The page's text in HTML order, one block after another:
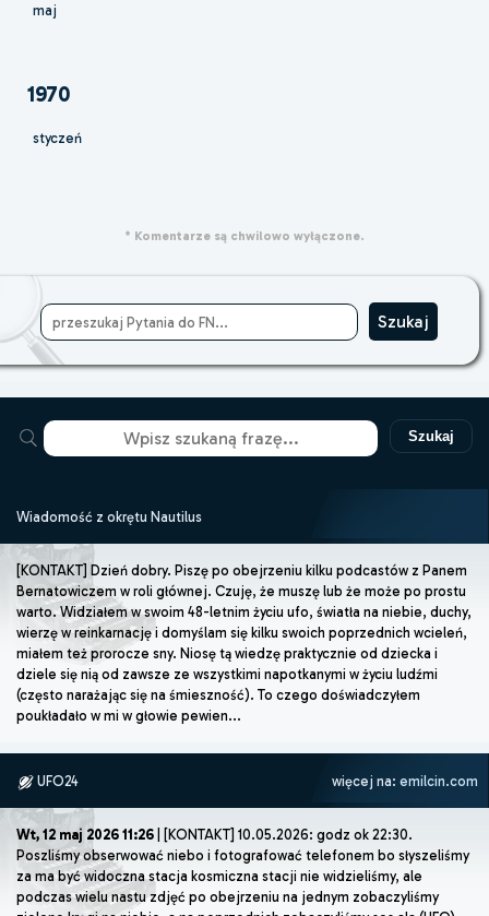
maj
1970
styczeń
* Komentarze są chwilowo wyłączone.
Szukaj
Wiadomość z okrętu Nautilus
[KONTAKT] Dzień dobry. Piszę po obejrzeniu kilku podcastów z Panem
Bernatowiczem w roli głównej. Czuję, że muszę lub że może po prostu
warto. Widziałem w swoim 48-letnim życiu ufo, światła na niebie, duchy,
wierzę w reinkarnację i domyślam się kilku swoich poprzednich wcieleń,
miałem też prorocze sny. Niosę tą wiedzę praktycznie od dziecka i
dziele się nią od zawsze ze wszystkimi napotkanymi w życiu ludźmi
(często narażając się na śmieszność). To czego doświadczyłem
poukładało w mi w głowie pewien...
UFO24 więcej na: emilcin.com
Wt, 12 maj 2026 11:26 | [KONTAKT] 10.05.2026: godz ok 22:30.
Poszliśmy obserwować niebo i fotografować telefonem bo słyszeliśmy
za ma być widoczna stacja kosmiczna stacji nie widzieliśmy, ale
podczas wielu nastu zdjęć po obejrzeniu na jednym zobaczyliśmy